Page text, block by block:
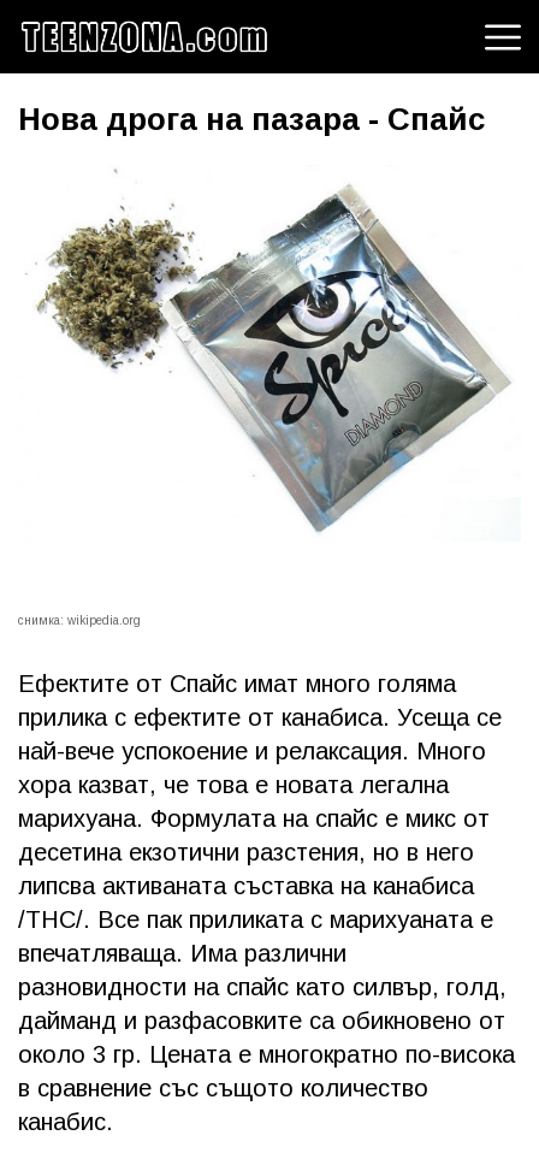
Нова дрога на пазара - Спайс
снимка: wikipedia.org
Ефектите от Спайс имат много голяма
прилика с ефектите от канабиса. Усеща се
най-вече успокоение и релаксация. Много
хора казват, че това е новата легална
марихуана. Формулата на спайс е микс от
десетина екзотични разстения, но в него
липсва активаната съставка на канабиса
/THC/. Все пак приликата с марихуаната е
впечатляваща. Има различни
разновидности на спайс като силвър, голд,
дайманд и разфасовките са обикновено от
около 3 гр. Цената е многократно по-висока
в сравнение със същото количество
канабис.